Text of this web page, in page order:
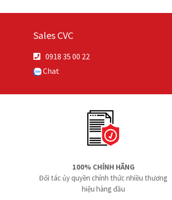
Sales CVC
0918 35 00 22
Chat
100% CHÍNH HÃNG
Đối tác ủy quyền chính thức nhiều thương
hiệu hàng đầu